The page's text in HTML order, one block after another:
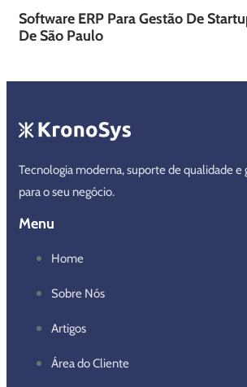
Software ERP Para Gestão De
De São Paulo
Tecnologia moderna, suporte de qualidade e
para o seu negócio.
Menu
Home
Sobre Nós
Artigos
Área do Cliente